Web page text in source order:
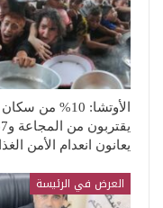
الأوتشا: 10% من
يعانون انعدام الأمن
العرض في الرئيسة